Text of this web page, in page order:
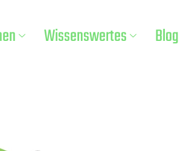
Wissenswertes Blog